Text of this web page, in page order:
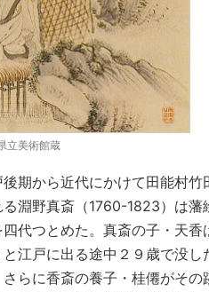
立美術館蔵
期から近代にかけて田能村竹
淵野真斎（1760-1823）は藩
代つとめた。真斎の子・天香
江戸に出る途中２９歳で没し
らに香斎の養子・桂僊がその